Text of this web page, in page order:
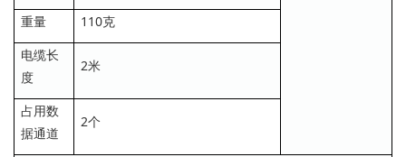
重量
110克
电缆长
度
2米
占用数
据通道
2个